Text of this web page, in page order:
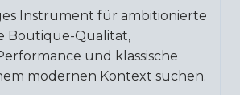
Instrument für ambitionierte
Boutique-Qualität,
und klassische
modernen Kontext suchen.